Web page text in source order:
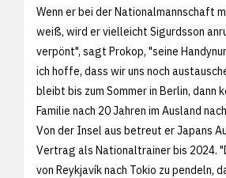
Wenn er bei der Nationalmannschaft
weiß, wird er vielleicht Sigurdsson
verpönt", sagt Prokop, "seine
ich hoffe, dass wir uns noch
bleibt bis zum Sommer in Berlin, dann
Familie nach 20 Jahren im Ausland
Von der Insel aus betreut er Japans
Vertrag als Nationaltrainer bis 2024.
von Reykjavík nach Tokio zu pendeln,